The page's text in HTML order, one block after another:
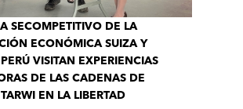
SECOMPETITIVO DE LA
ECONÓMICA SUIZA Y
PERÚ VISITAN EXPERIENCIAS
DE LAS CADENAS DE
EN LA LIBERTAD